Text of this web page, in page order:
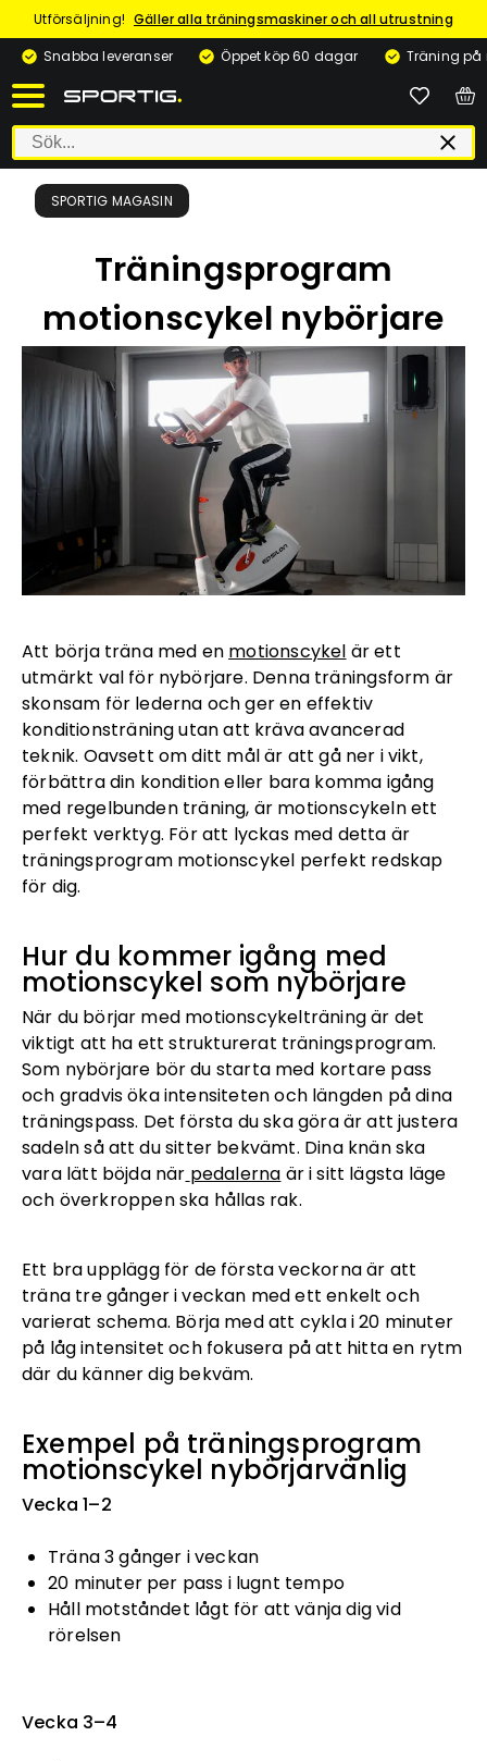
Utförsäljning! Gäller alla träningsmaskiner och all utrustning
Snabba leveranser
Öppet köp 60 dagar Träning på
SPORTIG MAGASIN
Träningsprogram
motionscykel nybörjare
Att börja träna med en motionscykel är ett
utmärkt val för nybörjare. Denna träningsform är
skonsam för lederna och ger en effektiv
konditionsträning utan att kräva avancerad
teknik. Oavsett om ditt mål är att gå ner i vikt,
förbättra din kondition eller bara komma igång
med regelbunden träning, är motionscykeln ett
perfekt verktyg. För att lyckas med detta är
träningsprogram motionscykel perfekt redskap
för dig.
Hur du kommer igång med
motionscykel som nybörjare
När du börjar med motionscykelträning är det
viktigt att ha ett strukturerat träningsprogram.
Som nybörjare bör du starta med kortare pass
och gradvis öka intensiteten och längden på dina
träningspass. Det första du ska göra är att justera
sadeln så att du sitter bekvämt. Dina knän ska
vara lätt böjda när pedalerna är i sitt lägsta läge
och överkroppen ska hållas rak.
Ett bra upplägg för de första veckorna är att
träna tre gånger i veckan med ett enkelt och
varierat schema. Börja med att cykla i 20 minuter
på låg intensitet och fokusera på att hitta en rytm
där du känner dig bekväm.
Exempel på träningsprogram
motionscykel nybörjarvänlig
Vecka 1–2
Träna 3 gånger i veckan
20 minuter per pass i lugnt tempo
Håll motståndet lågt för att vänja dig vid
rörelsen
Vecka 3–4